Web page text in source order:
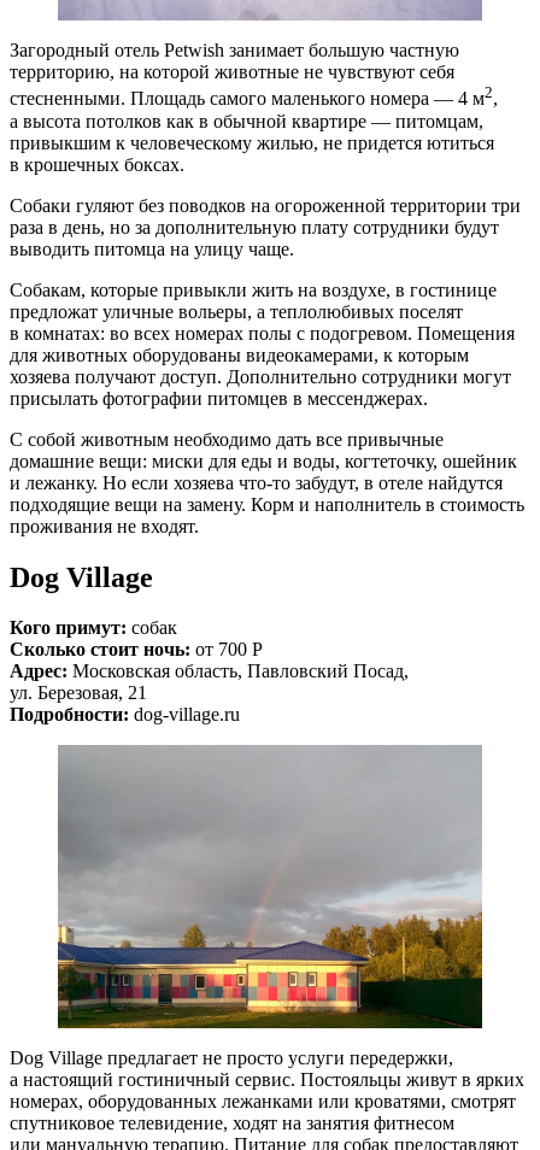
Загородный отель Petwish занимает большую частную
территорию, на которой животные не чувствуют себя
стесненными. Площадь самого маленького номера — 4 м2,
а высота потолков как в обычной квартире — питомцам,
привыкшим к человеческому жилью, не придется ютиться
в крошечных боксах.
Собаки гуляют без поводков на огороженной территории три
раза в день, но за дополнительную плату сотрудники будут
выводить питомца на улицу чаще.
Собакам, которые привыкли жить на воздухе, в гостинице
предложат уличные вольеры, а теплолюбивых поселят
в комнатах: во всех номерах полы с подогревом. Помещения
для животных оборудованы видеокамерами, к которым
хозяева получают доступ. Дополнительно сотрудники могут
присылать фотографии питомцев в мессенджерах.
С собой животным необходимо дать все привычные
домашние вещи: миски для еды и воды, когтеточку, ошейник
и лежанку. Но если хозяева что-то забудут, в отеле найдутся
подходящие вещи на замену. Корм и наполнитель в стоимость
проживания не входят.
Dog Village
Кого примут: собак
Сколько стоит ночь: от 700 Р
Адрес: Московская область, Павловский Посад,
ул. Березовая, 21
Подробности: dog-village.ru
Dog Village предлагает не просто услуги передержки,
а настоящий гостиничный сервис. Постояльцы живут в ярких
номерах, оборудованных лежанками или кроватями, смотрят
спутниковое телевидение, ходят на занятия фитнесом
или мануальную терапию. Питание для собак предоставляют